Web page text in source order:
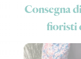
Consegna
fioristi